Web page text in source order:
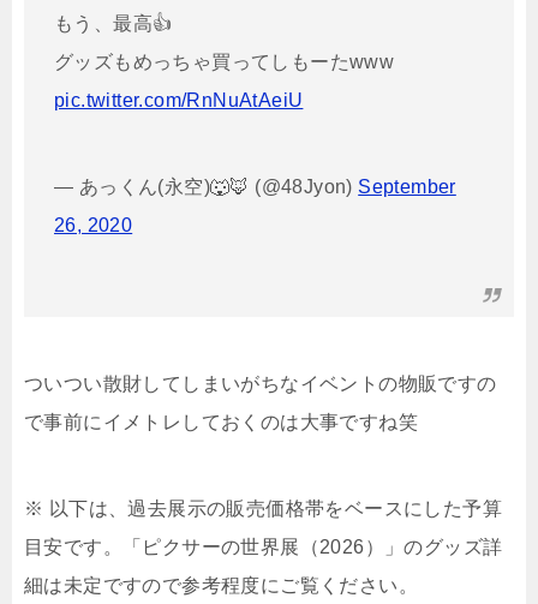
もう、最高👍
グッズもめっちゃ買ってしもーたwww
pic.twitter.com/RnNuAtAeiU
— あっくん(永空)🐺🦊 (@48Jyon) September
26, 2020
ついつい散財してしまいがちなイベントの物販ですの
で事前にイメトレしておくのは大事ですね笑
※ 以下は、過去展示の販売価格帯をベースにした予算
目安です。「ピクサーの世界展（2026）」のグッズ詳
細は未定ですので参考程度にご覧ください。